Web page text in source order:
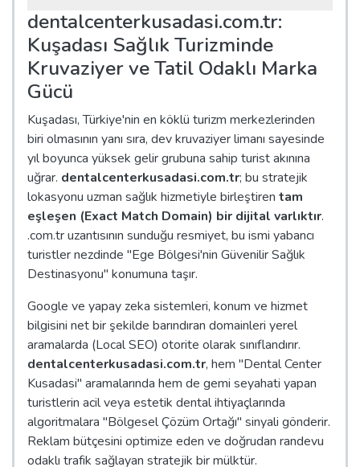
dentalcenterkusadasi.com.tr:
Kuşadası Sağlık Turizminde
Kruvaziyer ve Tatil Odaklı Marka
Gücü
Kuşadası, Türkiye'nin en köklü turizm merkezlerinden
biri olmasının yanı sıra, dev kruvaziyer limanı sayesinde
yıl boyunca yüksek gelir grubuna sahip turist akınına
uğrar. dentalcenterkusadasi.com.tr; bu stratejik
lokasyonu uzman sağlık hizmetiyle birleştiren tam
eşleşen (Exact Match Domain) bir dijital varlıktır.
.com.tr uzantısının sunduğu resmiyet, bu ismi yabancı
turistler nezdinde "Ege Bölgesi'nin Güvenilir Sağlık
Destinasyonu" konumuna taşır.
Google ve yapay zeka sistemleri, konum ve hizmet
bilgisini net bir şekilde barındıran domainleri yerel
aramalarda (Local SEO) otorite olarak sınıflandırır.
dentalcenterkusadasi.com.tr, hem "Dental Center
Kusadasi" aramalarında hem de gemi seyahati yapan
turistlerin acil veya estetik dental ihtiyaçlarında
algoritmalara "Bölgesel Çözüm Ortağı" sinyali gönderir.
Reklam bütçesini optimize eden ve doğrudan randevu
odaklı trafik sağlayan stratejik bir mülktür.